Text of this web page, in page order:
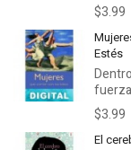
$3.99
Estés
$3.99
El